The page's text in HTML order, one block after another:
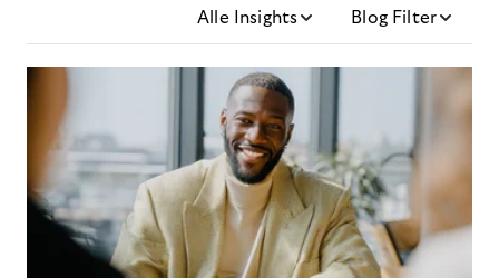
Alle Insights Blog Filter